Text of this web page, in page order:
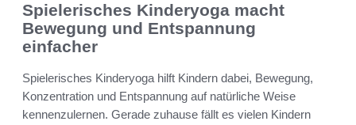
Spielerisches Kinderyoga macht
Bewegung und Entspannung
einfacher
Spielerisches Kinderyoga hilft Kindern dabei, Bewegung,
Konzentration und Entspannung auf natürliche Weise
kennenzulernen. Gerade zuhause fällt es vielen Kindern